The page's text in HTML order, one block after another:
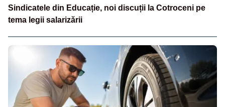
Sindicatele din Educație, noi discuții la Cotroceni pe
tema legii salarizării